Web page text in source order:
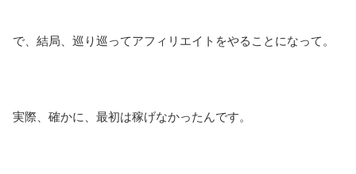
で、結局、巡り巡ってアフィリエイトをやることになって。
実際、確かに、最初は稼げなかったんです。